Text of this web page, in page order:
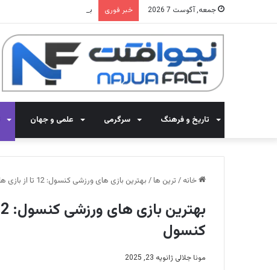
جمعه, آگوست 7 2026 خبر فوری بهترین فیلم های دیستوپیایی: 20 تا از فیلم های آخرالزمانی که مغزتان را منفجر می کنند
تاریخ و فرهنگ سرگرمی علمی و جهان
خانه / ترین ها / بهترین بازی‌ های ورزشی کنسول: 12 تا از بازی های اسپورت برتر برای کنسول
کنسول
مونا جلالی ژانویه 23, 2025